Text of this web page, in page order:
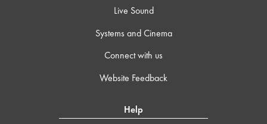
Live Sound
Systems and Cinema
Connect with us
Website Feedback
Help